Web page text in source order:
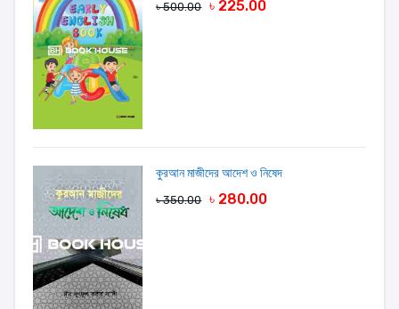
৳ 500.00 ৳ 225.00
কুরআন মাজীদের আদেশ ও নিষেদ
৳ 350.00 ৳ 280.00